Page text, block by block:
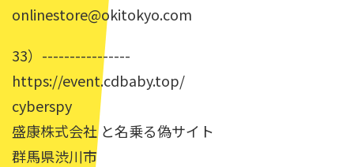
onlinestore@okitokyo.com
33）----------------
https://event.cdbaby.top/
cyberspy
盛康株式会社 と名乗る偽サイト
群馬県渋川市